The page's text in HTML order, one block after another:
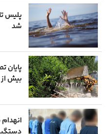
شد
پایان
بیش از ۲۴۰۰ متر اراضی ملی